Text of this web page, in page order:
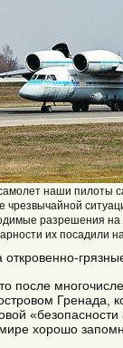
наши пилоты
чрезвычайной
разрешения на
их посадили
откровенно-
после
Гренада,
«безопасности
хорошо